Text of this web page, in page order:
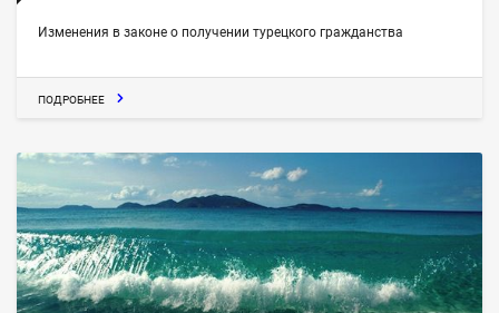
Изменения в законе о получении турецкого гражданства
ПОДРОБНЕЕ